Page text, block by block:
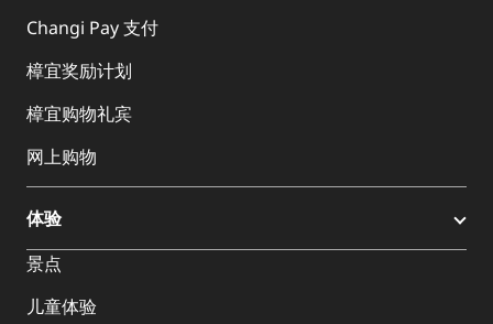
Changi Pay 支付
樟宜奖励计划
樟宜购物礼宾
网上购物
体验
景点
儿童体验